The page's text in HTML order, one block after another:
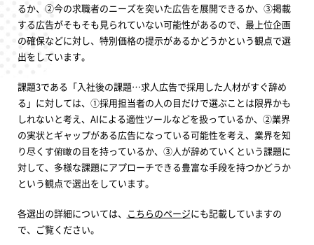
るか、②今の求職者のニーズを突いた広告を展開できるか、③掲載
する広告がそもそも見られていない可能性があるので、最上位企画
の確保などに対し、特別価格の提示があるかどうかという観点で選
出をしています。
課題3である「入社後の課題…求人広告で採用した人材がすぐ辞め
る」に対しては、①採用担当者の人の目だけで選ぶことは限界かも
しれないと考え、AIによる適性ツールなどを扱っているか、②業界
の実状とギャップがある広告になっている可能性を考え、業界を知
り尽くす俯瞰の目を持っているか、③人が辞めていくという課題に
対して、多様な課題にアプローチできる豊富な手段を持つかどうか
という観点で選出をしています。
各選出の詳細については、 こちらのページにも記載していますの
で、ご覧ください。